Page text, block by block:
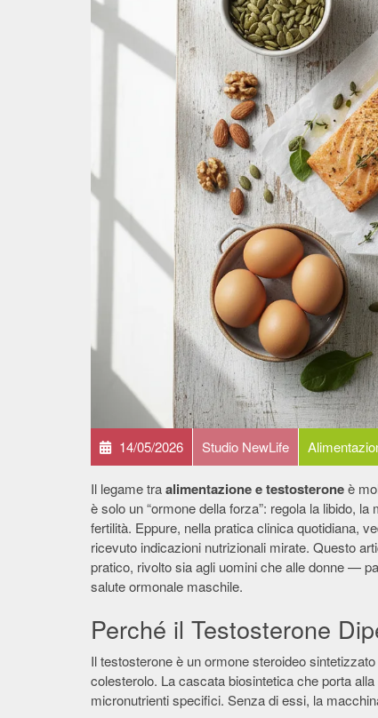
14/05/2026 Studio NewLife
Il legame traalimentazione e testosteroneè
è solo un “ormone della forza”: regola la libido,
fertilità. Eppure, nella pratica clinica quotidiana,
ricevuto indicazioni nutrizionali mirate. Questo
pratico, rivolto sia agli uomini che alle donne —
salute ormonale maschile.
Perché il Testosterone
Il testosterone è un ormone steroideo
colesterolo. La cascata biosintetica che porta
micronutrienti specifici. Senza di essi, la